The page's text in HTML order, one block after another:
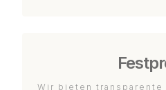
Wir bieten